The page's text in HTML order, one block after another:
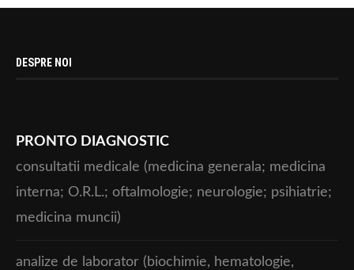
DESPRE NOI
PRONTO DIAGNOSTIC
consultatii medicale (medicina generala; medicina
interna; O.R.L.; oftalmologie; neurologie; psihiatrie;
medicina muncii)
analize de laborator (biochimie, hematologie,